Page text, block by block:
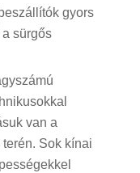
gyors
sürgős
van a
Sok kínai